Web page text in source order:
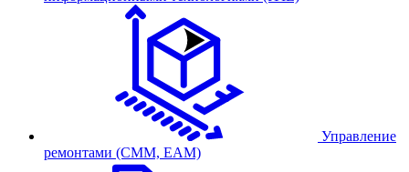
Управление
ремонтами (CMM, EAM)